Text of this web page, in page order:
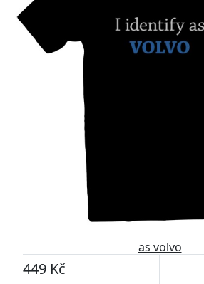
as volvo
449 Kč